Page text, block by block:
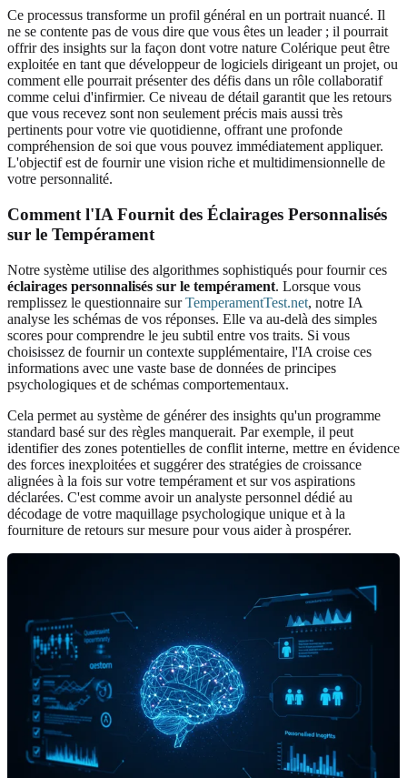
Ce processus transforme un profil général en un portrait nuancé. Il
ne se contente pas de vous dire que vous êtes un leader ; il pourrait
offrir des insights sur la façon dont votre nature Colérique peut être
exploitée en tant que développeur de logiciels dirigeant un projet, ou
comment elle pourrait présenter des défis dans un rôle collaboratif
comme celui d'infirmier. Ce niveau de détail garantit que les retours
que vous recevez sont non seulement précis mais aussi très
pertinents pour votre vie quotidienne, offrant une profonde
compréhension de soi que vous pouvez immédiatement appliquer.
L'objectif est de fournir une vision riche et multidimensionnelle de
votre personnalité.
Comment l'IA Fournit des Éclairages Personnalisés
sur le Tempérament
Notre système utilise des algorithmes sophistiqués pour fournir ces
éclairages personnalisés sur le tempérament. Lorsque vous
remplissez le questionnaire surTemperamentTest.net, notre IA
analyse les schémas de vos réponses. Elle va au-delà des simples
scores pour comprendre le jeu subtil entre vos traits. Si vous
choisissez de fournir un contexte supplémentaire, l'IA croise ces
informations avec une vaste base de données de principes
psychologiques et de schémas comportementaux.
Cela permet au système de générer des insights qu'un programme
standard basé sur des règles manquerait. Par exemple, il peut
identifier des zones potentielles de conflit interne, mettre en évidence
des forces inexploitées et suggérer des stratégies de croissance
alignées à la fois sur votre tempérament et sur vos aspirations
déclarées. C'est comme avoir un analyste personnel dédié au
décodage de votre maquillage psychologique unique et à la
fourniture de retours sur mesure pour vous aider à prospérer.